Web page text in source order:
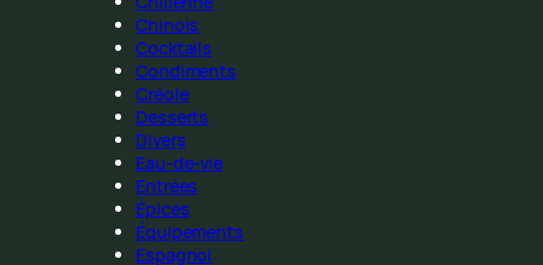
Chinois
Cocktails
Condiments
Créole
Desserts
Divers
Eau-de-vie
Entrées
Épices
Équipements
Espagnol